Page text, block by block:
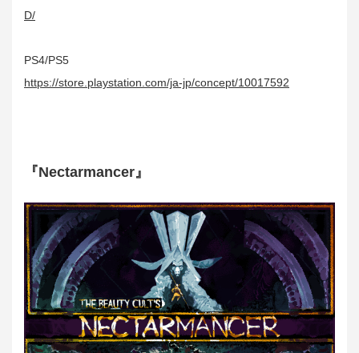
D/
PS4/PS5
https://store.playstation.com/ja-jp/concept/10017592
『Nectarmancer』